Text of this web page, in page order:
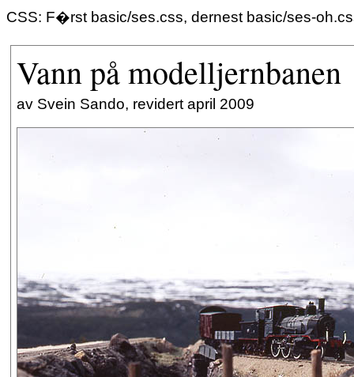
CSS: F�rst basic/ses.css, dernest basic/ses-
Vann på modelljernbanen
av Svein Sando, revidert april 2009